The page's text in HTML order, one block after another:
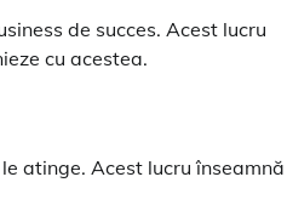
de succes. Acest lucru
cu acestea.
atinge. Acest lucru înseamnă